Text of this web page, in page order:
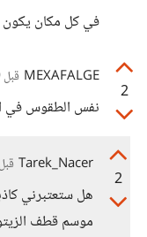
في كل مكان
2
MEXAFALGE قبل 9 سنوات
نفس الطقوس في
2
Tarek_Nacer قبل 9 سنوات
هل ستعتبرني
موسم قطف